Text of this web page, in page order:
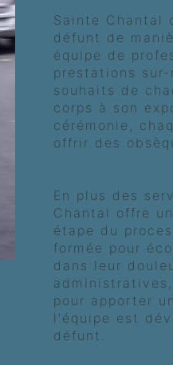
Sainte Chantal
défunt de
équipe de
prestations
souhaits de
corps à son
cérémonie,
offrir des
En plus des
Chantal offre
étape du
formée pour
dans leur
pour apporter
l'équipe est
défunt.